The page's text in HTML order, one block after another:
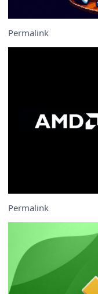
Permalink
Permalink